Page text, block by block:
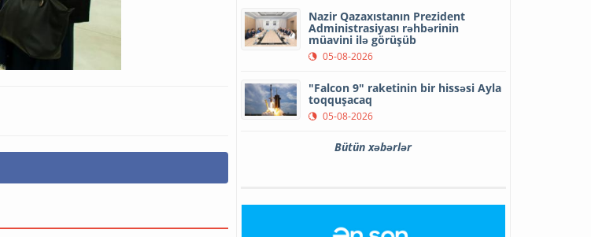
Nazir Qazaxıstanın Prezident
Administrasiyası rəhbərinin
müavini ilə görüşüb
05-08-2026
"Falcon 9" raketinin bir hissəsi Ayla
toqquşacaq
05-08-2026
Bütün xəbərlər